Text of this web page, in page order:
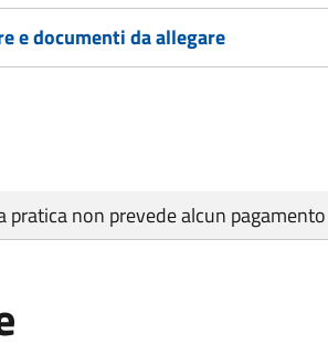
e documenti da allegare
pratica non prevede alcun pagamento